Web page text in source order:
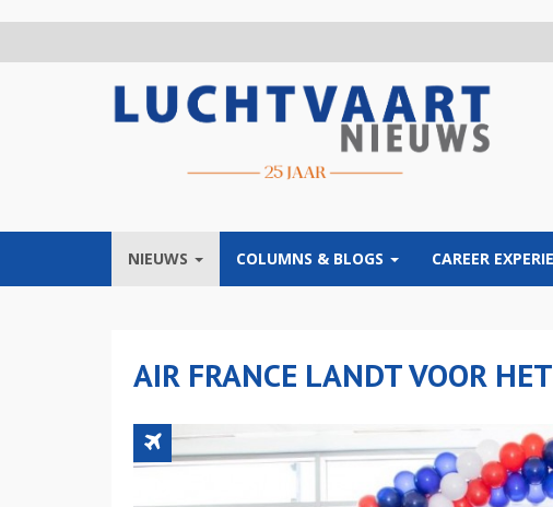
NIEUWS COLUMNS & BLOGS CAREER
AIR FRANCE LANDT VOOR